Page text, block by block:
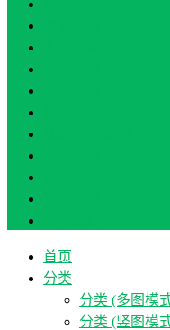
首页
分类
分类 (多图模
分类 (竖图模